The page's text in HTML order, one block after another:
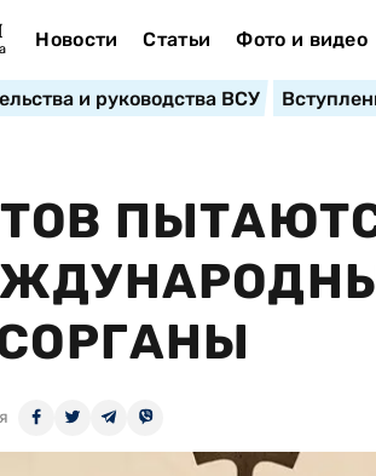
Новости Статьи Фото и видео
и руководства ВСУ